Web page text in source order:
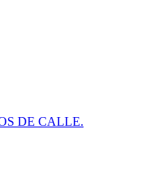
DE CALLE.